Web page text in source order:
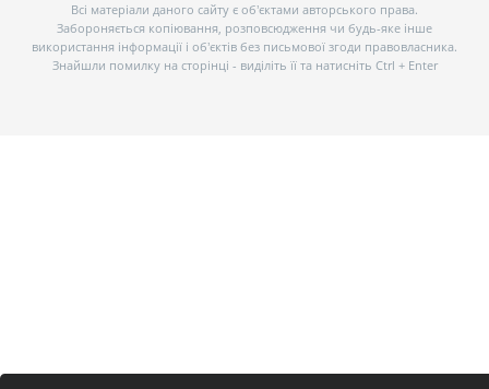
Всі матеріали даного сайту є об’єктами авторського права.
Забороняється копіювання, розповсюдження чи будь-яке інше
використання інформації і об’єктів без письмової згоди правовласника.
Знайшли помилку на сторінці - виділіть її та натисніть Ctrl + Enter